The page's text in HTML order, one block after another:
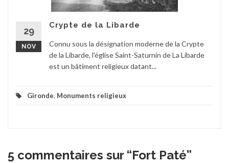
29
NOV
Crypte de la Libarde
Connu sous la désignation moderne de la Crypte
de la Libarde, l'église Saint-Saturnin de La Libarde
est un bâtiment religieux datant...
Gironde, Monuments religieux
5 commentaires sur “Fort Paté”